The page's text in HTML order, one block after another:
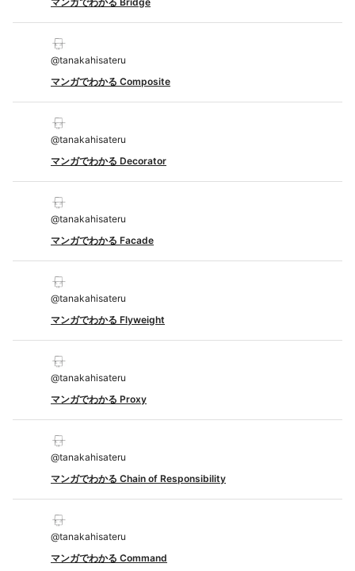
@tanakahisateru
マンガでわかる Composite
@tanakahisateru
マンガでわかる Decorator
@tanakahisateru
マンガでわかる Facade
@tanakahisateru
マンガでわかる Flyweight
@tanakahisateru
マンガでわかる Proxy
@tanakahisateru
マンガでわかる Chain of Responsibility
@tanakahisateru
マンガでわかる Command